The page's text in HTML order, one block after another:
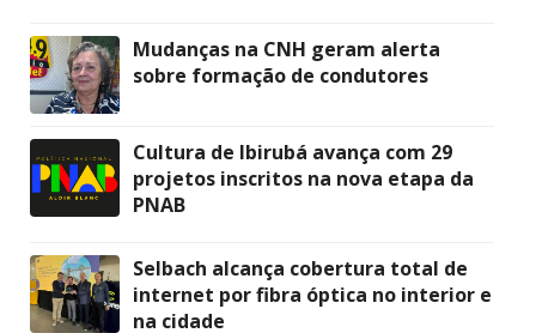
Mudanças na CNH geram alerta
sobre formação de condutores
Cultura de Ibirubá avança com 29
projetos inscritos na nova etapa da
PNAB
Selbach alcança cobertura total de
internet por fibra óptica no interior e
na cidade